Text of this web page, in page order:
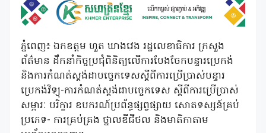
ភ្នំពេញ៖ ឯកឧត្តម ហួត ឃាងវេង រដ្ឋលេខាធិការ ក្រសួង
ព័ត៌មាន ដឹកនាំកិច្ចប្រជុំពិនិត្យលើការបែងចែកបន្ទារប្រេកង់
និងការកំណត់ស្តង់ដាបច្ចេកទេសស្តីពីការប្រើប្រាស់បន្ទារ
ប្រេកង់វិទ្យុ-ការកំណត់ស្តង់ដាបច្ចេកទេស ស្តីពីការប្រើប្រាស់
សម្ភារៈ បរិក្ខារ ឧបករណ៍ប្រព័ន្ធផ្សព្វផ្សាយ សោតទស្សន៍គ្រប់
ប្រភេទ- ការគ្រប់គ្រង ថ្នាលឌីជីថល និងមាតិកាតាម